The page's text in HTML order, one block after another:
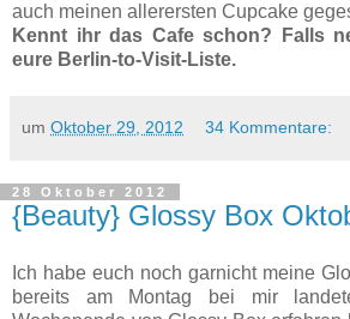
auch meinen allerersten Cupcake
Kennt ihr das Cafe schon? Falls
eure Berlin-to-Visit-Liste.
um Oktober 29, 2012 34 Kommentare:
28 Oktober 2012
{Beauty} Glossy Box
Ich habe euch noch garnicht meine
bereits am Montag bei mir